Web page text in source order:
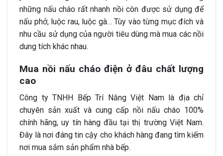
những nấu cháo rất nhanh nồi còn được sử dụng để
nấu phở, luộc rau, luộc gà… Tùy vào từng mục đích và
nhu cầu sử dụng của người tiêu dùng mà mua các nồi
dung tích khác nhau.
Mua nồi nấu cháo điện ở đâu chất lượng
cao
Công ty TNHH Bếp Trí Năng Việt Nam là địa chỉ
chuyên sản xuất và cung cấp nồi nấu cháo 100%
chính hãng, uy tín hàng đầu tại thị trường Việt Nam.
Đây là nơi đáng tin cậy cho khách hàng đang tìm kiếm
nơi mua sắm sản phẩm nhà bếp.